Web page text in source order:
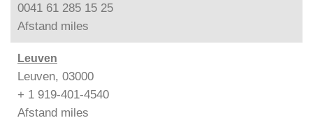
0041 61 285 15 25
Afstand miles
Leuven
Leuven, 03000
+ 1 919-401-4540
Afstand miles